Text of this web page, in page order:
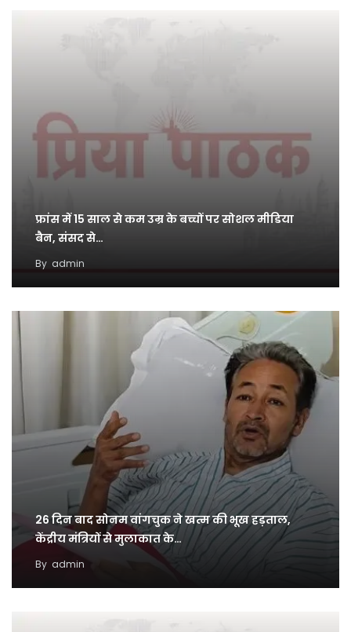
फ्रांस में 15 साल से कम उम्र के बच्चों पर सोशल मीडिया
बैन, संसद से…
By admin
26 दिन बाद सोनम वांगचुक ने खत्म की भूख हड़ताल,
केंद्रीय मंत्रियों से मुलाकात के…
By admin